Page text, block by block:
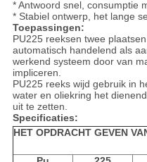
* Antwoord snel, consumptie
* Stabiel ontwerp, het lange
Toepassingen:
PU225 reeksen twee
automatisch handelend als
werkend systeem door van
impliceren.
PU225 reeks wijd gebruik in
water en oliekring het
uit te zetten.
Specificaties:
HET OPDRACHT GEVEN